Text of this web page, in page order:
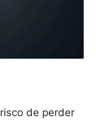
de perder